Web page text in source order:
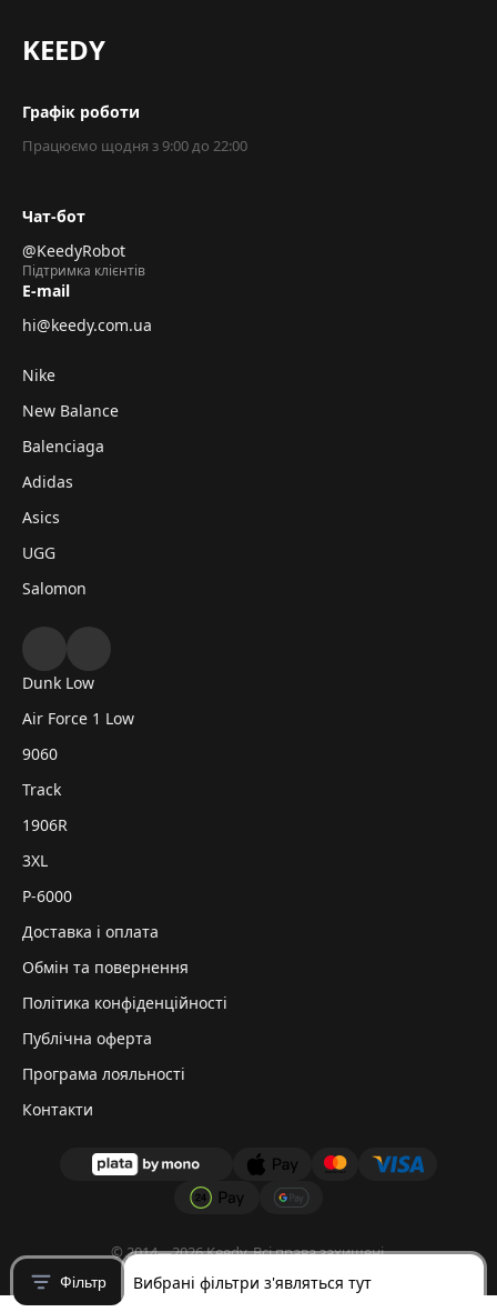
Фільтр Вибрані фільтри з'являться тут
KEEDY
Графік роботи
Працюємо щодня з 9:00 до 22:00
Чат-бот
@KeedyRobot
Підтримка клієнтів
E-mail
hi@keedy.com.ua
Nike
New Balance
Balenciaga
Adidas
Asics
UGG
Salomon
Dunk Low
Air Force 1 Low
9060
Track
1906R
3XL
P-6000
Доставка і оплата
Обмін та повернення
Політика конфіденційності
Публічна оферта
Програма лояльності
Контакти
© 2014—2026 Keedy. Всі права захищені.